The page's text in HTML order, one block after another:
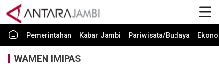
Pemerintahan Kabar Jambi Pariwisata/Budaya
WAMEN IMIPAS